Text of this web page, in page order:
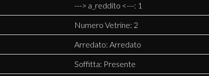
---> a_reddito <---: 1
Numero Vetrine: 2
Arredato: Arredato
Soffitta: Presente